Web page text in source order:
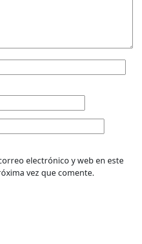
electrónico y web en este
vez que comente.